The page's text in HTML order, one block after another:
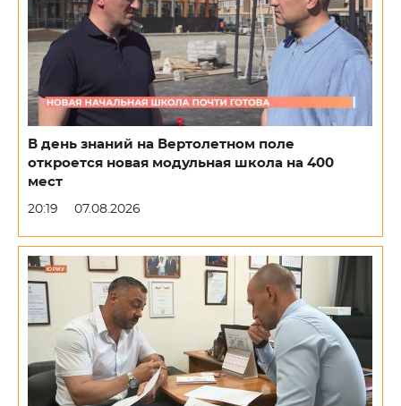
В день знаний на Вертолетном поле
откроется новая модульная школа на 400
мест
20:19 07.08.2026